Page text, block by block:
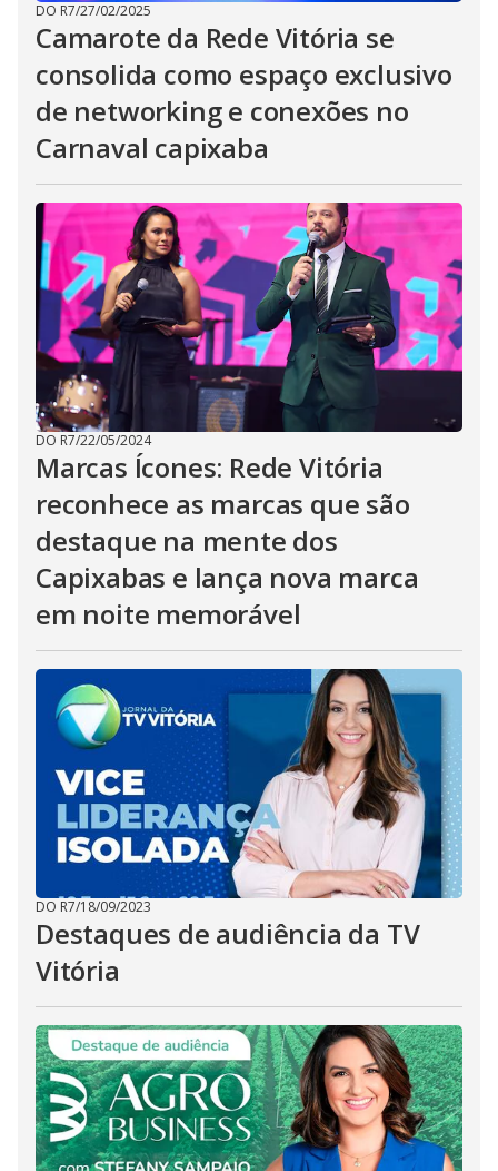
DO R7/27/02/2025
Camarote da Rede Vitória se
consolida como espaço exclusivo
de networking e conexões no
Carnaval capixaba
DO R7/22/05/2024
Marcas Ícones: Rede Vitória
reconhece as marcas que são
destaque na mente dos
Capixabas e lança nova marca
em noite memorável
DO R7/18/09/2023
Destaques de audiência da TV
Vitória